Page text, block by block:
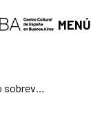
MENÚ
Algoritmos, visibilidad y cultura: cómo sobrevivir a la economía de la atención